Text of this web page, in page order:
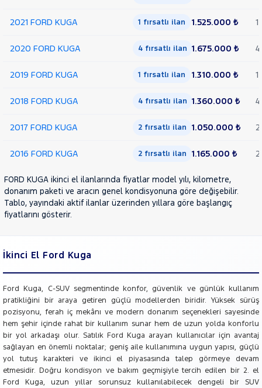
2021 FORD KUGA 1 fırsatlı ilan 1.525.000 ₺ 1
2020 FORD KUGA 4 fırsatlı ilan 1.675.000 ₺ 4
2019 FORD KUGA 1 fırsatlı ilan 1.310.000 ₺ 1
2018 FORD KUGA 4 fırsatlı ilan 1.360.000 ₺ 4
2017 FORD KUGA 2 fırsatlı ilan 1.050.000 ₺ 2
2016 FORD KUGA 2 fırsatlı ilan 1.165.000 ₺ 2
FORD KUGA ikinci el ilanlarında fiyatlar model yılı, kilometre,
donanım paketi ve aracın genel kondisyonuna göre değişebilir.
Tablo, yayındaki aktif ilanlar üzerinden yıllara göre başlangıç
fiyatlarını gösterir.
İkinci El Ford Kuga
Ford Kuga, C-SUV segmentinde konfor, güvenlik ve günlük kullanım
pratikliğini bir araya getiren güçlü modellerden biridir. Yüksek sürüş
pozisyonu, ferah iç mekânı ve modern donanım seçenekleri sayesinde
hem şehir içinde rahat bir kullanım sunar hem de uzun yolda konforlu
bir yol arkadaşı olur. Satılık Ford Kuga arayan kullanıcılar için avantaj
sağlayan en önemli noktalar; geniş aile kullanımına uygun yapısı, güçlü
yol tutuş karakteri ve ikinci el piyasasında talep görmeye devam
etmesidir. Doğru kondisyon ve bakım geçmişiyle tercih edilen bir 2. el
Ford Kuga, uzun yıllar sorunsuz kullanılabilecek dengeli bir SUV